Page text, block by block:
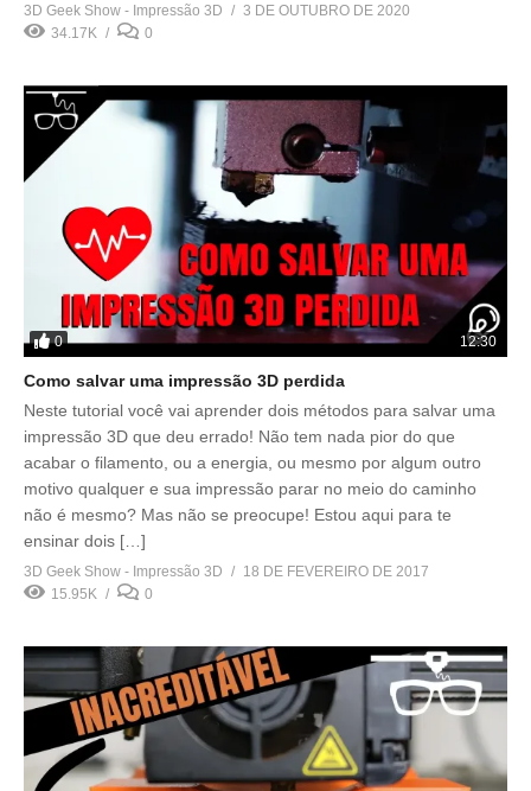
3D Geek Show - Impressão 3D
3 DE OUTUBRO DE 2020
34.17K
0
0 12:30
Como salvar uma impressão 3D perdida
Neste tutorial você vai aprender dois métodos para salvar uma
impressão 3D que deu errado! Não tem nada pior do que
acabar o filamento, ou a energia, ou mesmo por algum outro
motivo qualquer e sua impressão parar no meio do caminho
não é mesmo? Mas não se preocupe! Estou aqui para te
ensinar dois […]
3D Geek Show - Impressão 3D
18 DE FEVEREIRO DE 2017
15.95K
0